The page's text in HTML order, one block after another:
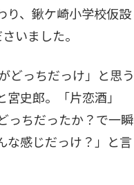
り、鍬ケ崎小学校仮設
いました。
どっちだっけ」と思う
史郎。「片恋酒」
っちだったか？で一瞬
な感じだっけ？」と言